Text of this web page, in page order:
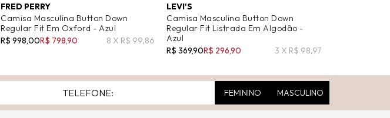
FRED PERRY
Camisa Masculina Button Down
Regular Fit Em Oxford - Azul
R$ 998,00R$ 798,90 8 X R$ 99,86
LEVI'S
Camisa Masculina Button Down
Regular Fit Listrada Em Algodão -
Azul
R$ 369,90R$ 296,90 3 X R$ 98,97
FEMININO MASCULINO